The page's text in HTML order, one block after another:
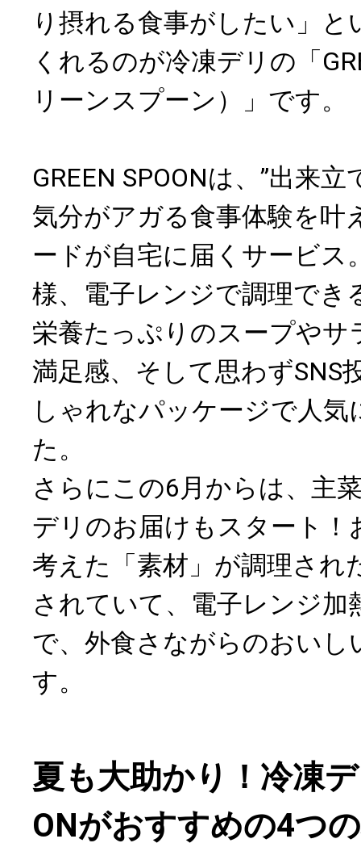
り摂れる食事がしたい」
くれるのが冷凍デリの「
リーンスプーン）」です。
GREEN SPOONは、”出来
気分がアガる食事体験を叶
ードが自宅に届くサービス
様、電子レンジで調理でき
栄養たっぷりのスープやサ
満足感、そして思わずSNS
しゃれなパッケージで人
た。
さらにこの6月からは、主
デリのお届けもスタート！
考えた「素材」が調理され
されていて、電子レンジ加
で、外食さながらのおいし
す。
夏も大助かり！冷凍デ
ONがおすすめの4つ